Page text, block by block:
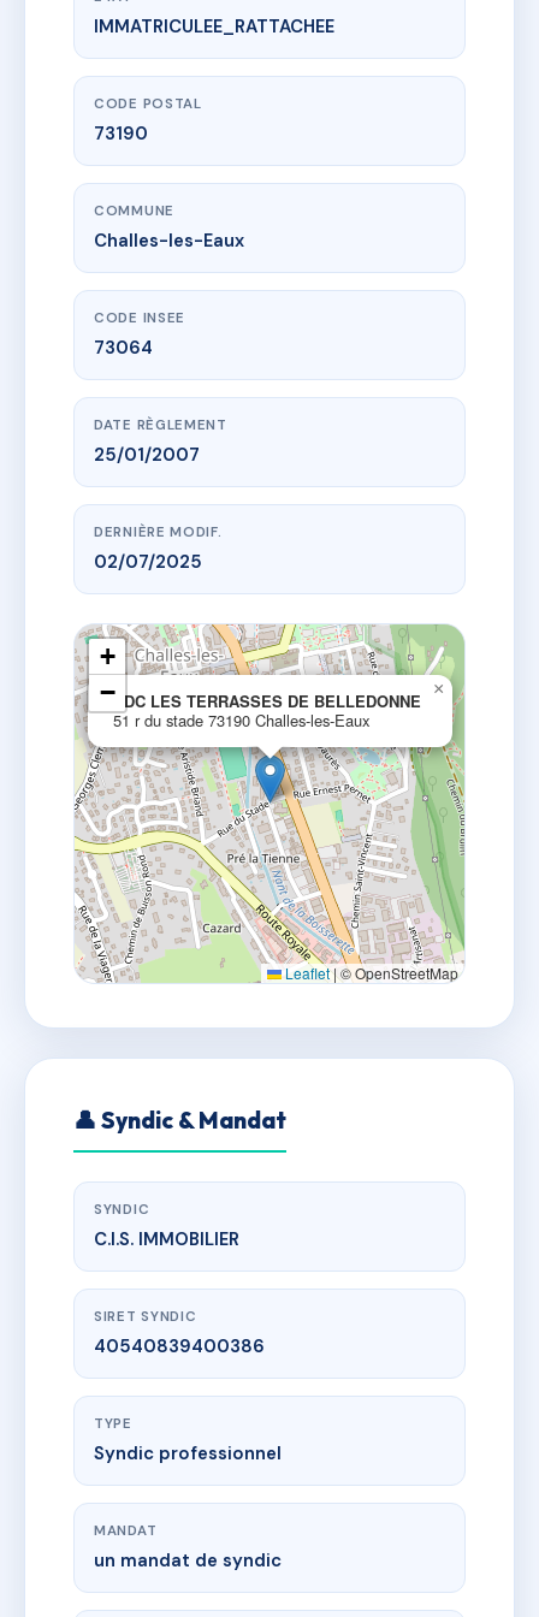
www.vme.plus/AC6693410
SDC LES TERRASSES DE BELLEDONNE
51 r du stade73190 Challes-les-Eaux
IMMATRICULEE_RATTACHEE
CODE POSTAL
73190
COMMUNE
Challes-les-Eaux
CODE INSEE
73064
DATE RÈGLEMENT
25/01/2007
DERNIÈRE MODIF.
02/07/2025
SDC LES TERRASSES DE BELLEDONNE
51 r du stade 73190 Challes-les-Eaux
×
+
−
Leaflet|© OpenStreetMap
👤 Syndic & Mandat
SYNDIC
C.I.S. IMMOBILIER
SIRET SYNDIC
40540839400386
TYPE
Syndic professionnel
MANDAT
un mandat de syndic